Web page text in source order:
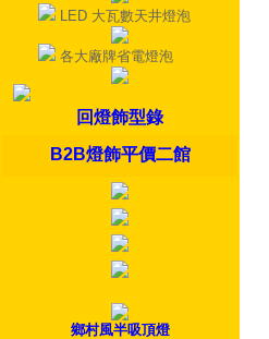
LED 大瓦數天井燈泡
各大廠牌省電燈泡
回燈飾型錄
B2B燈飾平價二館
鄉村風半吸頂燈